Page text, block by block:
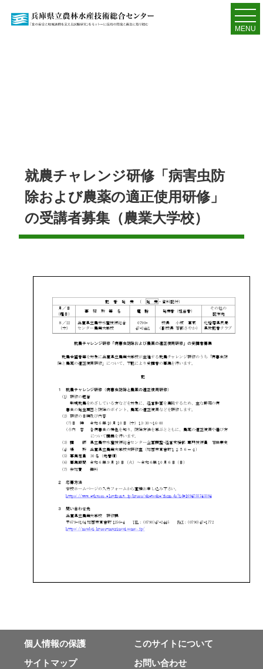
MENU
就農チャレンジ研修「病害虫防
除および農薬の適正使用研修」
の受講者募集（農業大学校）
個⼈情報の保護
このサイトについて
サイトマップ
お問い合わせ